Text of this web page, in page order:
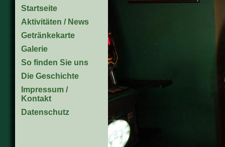
Startseite
Aktivitäten / News
Getränkekarte
Galerie
So finden Sie uns
Die Geschichte
Impressum /
Kontakt
Datenschutz